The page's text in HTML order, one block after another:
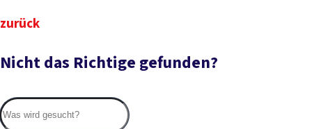
zurück
Nicht das Richtige gefunden?